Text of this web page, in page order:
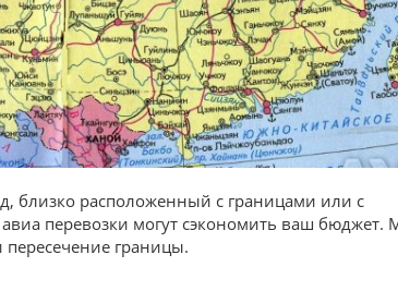
близко расположенный с границами или с
перевозки могут сэкономить ваш бюджет.
пересечение границы.